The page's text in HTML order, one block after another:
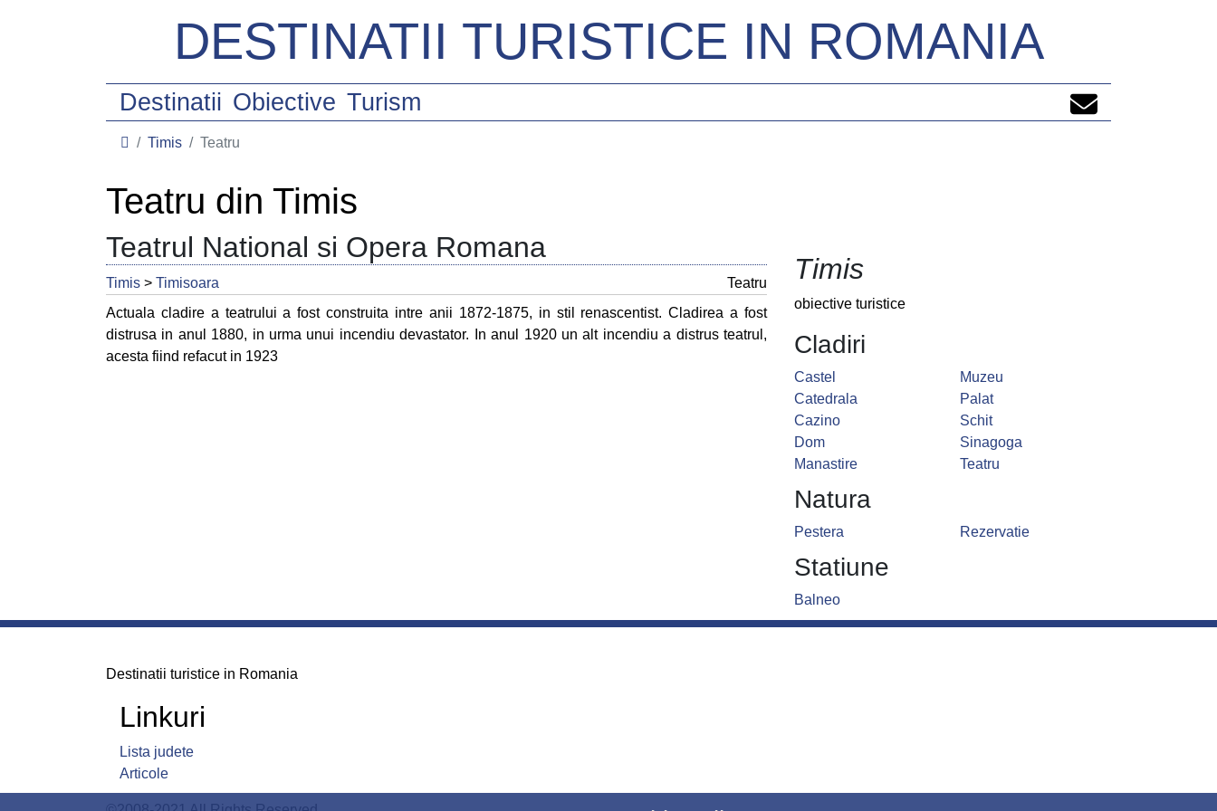
DESTINATII TURISTICE IN ROMANIA
Destinatii Obiective Turism
Timis Teatru
Teatru din Timis
Teatrul National si Opera Romana
Timis > Timisoara
Teatru
Actuala cladire a teatrului a fost construita intre anii 1872-1875, in stil renascentist. Cladirea a fost
distrusa in anul 1880, in urma unui incendiu devastator. In anul 1920 un alt incendiu a distrus teatrul,
acesta fiind refacut in 1923
Timis
obiective turistice
Cladiri
Castel
Catedrala
Cazino
Dom
Manastire
Muzeu
Palat
Schit
Sinagoga
Teatru
Natura
Pestera Rezervatie
Statiune
Balneo
Destinatii turistice in Romania
Linkuri
Lista judete
Articole